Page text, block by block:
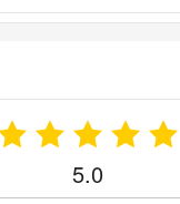
5.0